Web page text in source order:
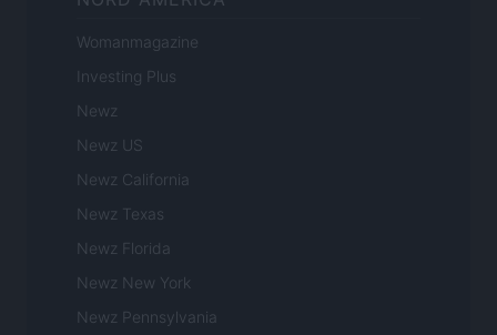
Womanmagazine
Investing Plus
Newz
Newz US
Newz California
Newz Texas
Newz Florida
Newz New York
Newz Pennsylvania